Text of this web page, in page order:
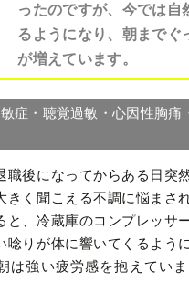
ったのですが、今では自
るようになり、朝までぐ
が増えています。
症・聴覚過敏・心因性胸痛
職後になってからある日突
きく聞こえる不調に悩まさ
と、冷蔵庫のコンプレッサ
唸りが体に響いてくるよう
は強い疲労感を抱えてい